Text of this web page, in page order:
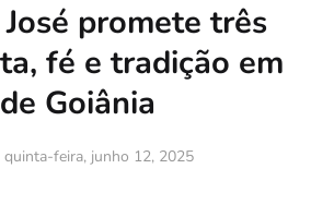
promete três
fé e tradição em
Goiânia
quinta-feira, junho 12, 2025